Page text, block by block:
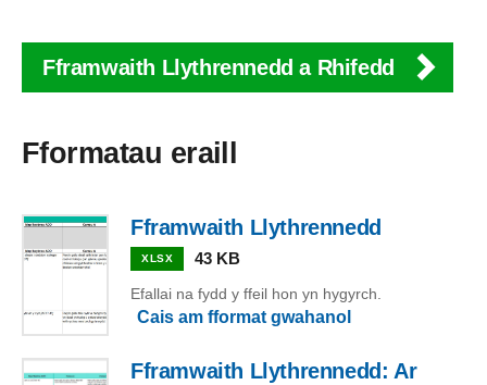
Fframwaith Llythrennedd a Rhifedd
Fformatau eraill
Fframwaith Llythrennedd
XLSX 43 KB
Efallai na fydd y ffeil hon yn hygyrch.
Cais am fformat gwahanol
Fframwaith Llythrennedd: Ar